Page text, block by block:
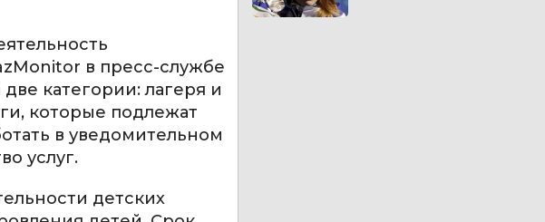
в пресс-службе
категории: лагеря и
которые подлежат
в уведомительном
услуг.
детских